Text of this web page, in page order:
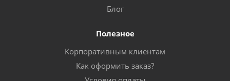
Блог
Полезное
Корпоративным клиентам
Как оформить заказ?